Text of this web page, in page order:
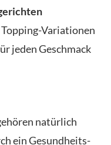
Variationen
jeden Geschmack
natürlich
ein Gesundheits-